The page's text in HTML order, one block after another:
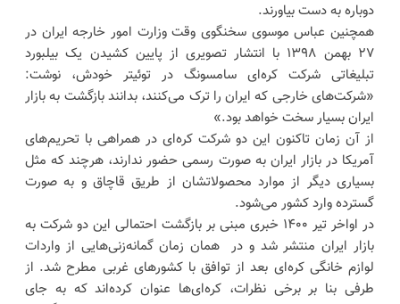
دوباره به دست بیاورند.
همچنین عباس موسوی سخنگوی وقت وزارت امور خارجه ایران در
۲۷ بهمن ۱۳۹۸ با انتشار تصویری از پایین کشیدن یک بیلبورد
تبلیغاتی شرکت کره‌ای سامسونگ در توئیتر خودش، نوشت:
«شرکت‌های خارجی که ایران را ترک می‌کنند، بدانند بازگشت به بازار
ایران بسیار سخت خواهد بود.»
از آن زمان تاکنون این دو شرکت کره‌ای در همراهی با تحریم‌های
آمریکا در بازار ایران به صورت رسمی حضور ندارند، هرچند که مثل
بسیاری دیگر از موارد محصولاتشان از طریق قاچاق و به صورت
گسترده وارد کشور می‌شود.
در اواخر تیر ۱۴۰۰ خبری مبنی بر بازگشت احتمالی این دو شرکت به
بازار ایران منتشر شد و در همان زمان گمانه‌زنی‌هایی از واردات
لوازم خانگی کره‌ای بعد از توافق با کشورهای غربی مطرح شد. از
طرفی بنا بر برخی نظرات، کره‌ای‌ها عنوان کرده‌اند که به جای